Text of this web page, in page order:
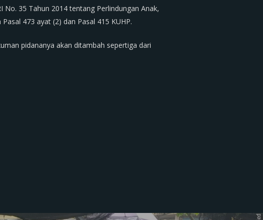
No. 35 Tahun 2014 tentang Perlindungan Anak,
473 ayat (2) dan Pasal 415 KUHP.
pidananya akan ditambah sepertiga dari